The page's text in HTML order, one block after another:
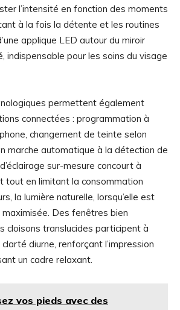
l’intensité en fonction des moments
à la fois la détente et les routines
applique LED autour du miroir
indispensable pour les soins du visage
permettent également
connectées : programmation à
changement de teinte selon
marche automatique à la détection de
sur-mesure concourt à
tout en limitant la consommation
la lumière naturelle, lorsqu’elle est
Des fenêtres bien
cloisons translucides participent à
diurne, renforçant l’impression
un cadre relaxant.
vos pieds avec des